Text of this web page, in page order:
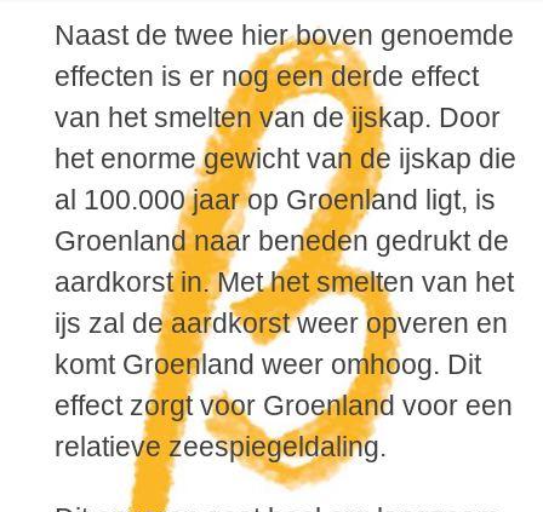
Naast de twee hier boven genoemde
effecten is er nog een derde effect
van het smelten van de ijskap. Door
het enorme gewicht van de ijskap die
al 100.000 jaar op Groenland ligt, is
Groenland naar beneden gedrukt de
aardkorst in. Met het smelten van het
ijs zal de aardkorst weer opveren en
komt Groenland weer omhoog. Dit
effect zorgt voor Groenland voor een
relatieve zeespiegeldaling.